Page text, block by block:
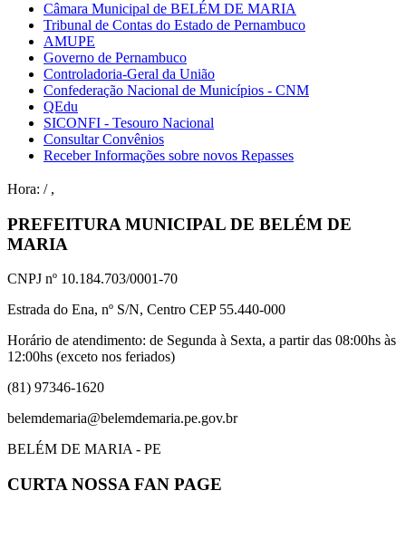
Câmara Municipal de BELÉM DE MARIA
Tribunal de Contas do Estado de Pernambuco
AMUPE
Governo de Pernambuco
Controladoria-Geral da União
Confederação Nacional de Municípios - CNM
QEdu
SICONFI - Tesouro Nacional
Consultar Convênios
Receber Informações sobre novos Repasses
Hora: / ,
PREFEITURA MUNICIPAL DE BELÉM DE
MARIA
CNPJ nº 10.184.703/0001-70
Estrada do Ena, nº S/N, Centro CEP 55.440-000
Horário de atendimento: de Segunda à Sexta, a partir das 08:00hs às
12:00hs (exceto nos feriados)
(81) 97346-1620
belemdemaria@belemdemaria.pe.gov.br
BELÉM DE MARIA - PE
CURTA NOSSA FAN PAGE